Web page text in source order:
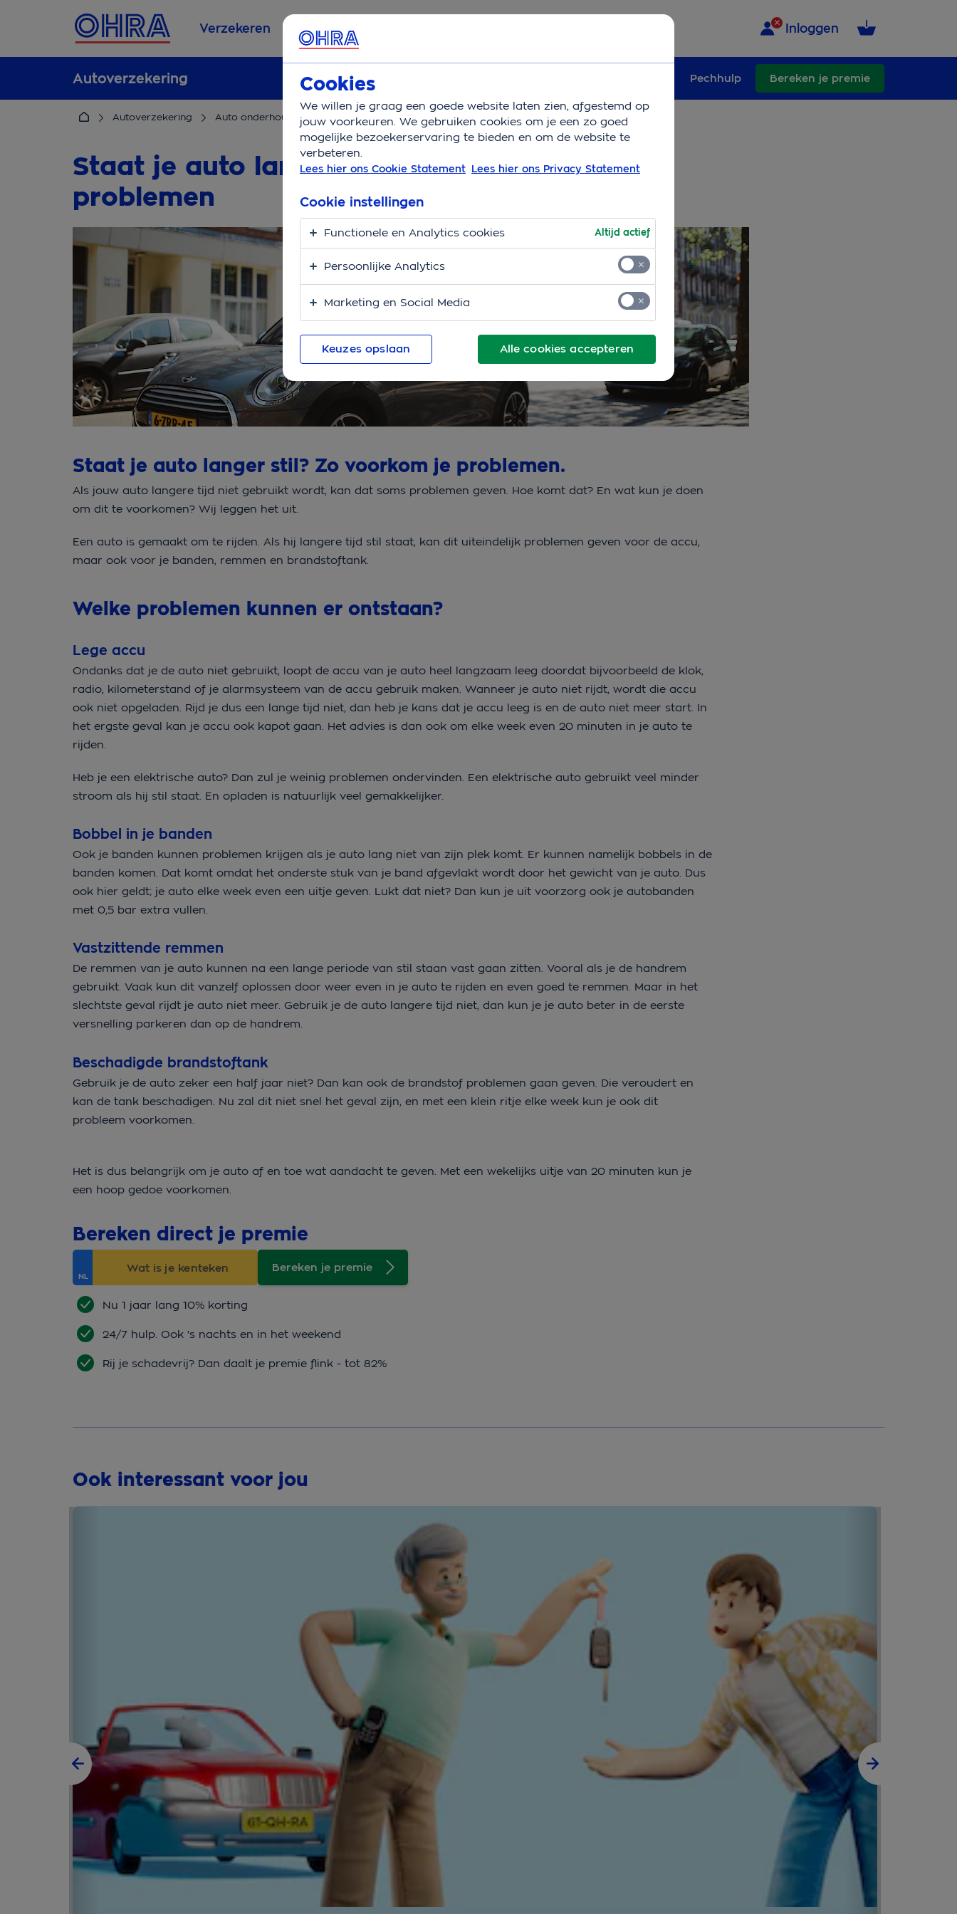
Verzekeren Service & Contact Inloggen
Autoverzekering Pechhulp Bereken je premie
Autoverzekering Auto onderhoud Hoe lang kan auto stilstaan
Staat je auto langere tijd stil? Zo voorkom je
problemen
Staat je auto langer stil? Zo voorkom je problemen.
Als jouw auto langere tijd niet gebruikt wordt, kan dat soms problemen geven. Hoe komt dat? En wat kun je doen
om dit te voorkomen? Wij leggen het uit.
Een auto is gemaakt om te rijden. Als hij langere tijd stil staat, kan dit uiteindelijk problemen geven voor de accu,
maar ook voor je banden, remmen en brandstoftank.
Welke problemen kunnen er ontstaan?
Lege accu
Ondanks dat je de auto niet gebruikt, loopt de accu van je auto heel langzaam leeg doordat bijvoorbeeld de klok,
radio, kilometerstand of je alarmsysteem van de accu gebruik maken. Wanneer je auto niet rijdt, wordt die accu
ook niet opgeladen. Rijd je dus een lange tijd niet, dan heb je kans dat je accu leeg is en de auto niet meer start. In
het ergste geval kan je accu ook kapot gaan. Het advies is dan ook om elke week even 20 minuten in je auto te
rijden.
Heb je een elektrische auto? Dan zul je weinig problemen ondervinden. Een elektrische auto gebruikt veel minder
stroom als hij stil staat. En opladen is natuurlijk veel gemakkelijker.
Bobbel in je banden
Ook je banden kunnen problemen krijgen als je auto lang niet van zijn plek komt. Er kunnen namelijk bobbels in de
banden komen. Dat komt omdat het onderste stuk van je band afgevlakt wordt door het gewicht van je auto. Dus
ook hier geldt; je auto elke week even een uitje geven. Lukt dat niet? Dan kun je uit voorzorg ook je autobanden
met 0,5 bar extra vullen.
Vastzittende remmen
De remmen van je auto kunnen na een lange periode van stil staan vast gaan zitten. Vooral als je de handrem
gebruikt. Vaak kun dit vanzelf oplossen door weer even in je auto te rijden en even goed te remmen. Maar in het
slechtste geval rijdt je auto niet meer. Gebruik je de auto langere tijd niet, dan kun je je auto beter in de eerste
versnelling parkeren dan op de handrem.
Beschadigde brandstoftank
Gebruik je de auto zeker een half jaar niet? Dan kan ook de brandstof problemen gaan geven. Die veroudert en
kan de tank beschadigen. Nu zal dit niet snel het geval zijn, en met een klein ritje elke week kun je ook dit
probleem voorkomen.
Het is dus belangrijk om je auto af en toe wat aandacht te geven. Met een wekelijks uitje van 20 minuten kun je
een hoop gedoe voorkomen.
Bereken direct je premie
Bereken je premie
Nu 1 jaar lang 10% korting
24/7 hulp. Ook 's nachts en in het weekend
Rij je schadevrij? Dan daalt je premie flink - tot 82%
Ook interessant voor jou
Cookies
We willen je graag een goede website laten zien, afgestemd op
jouw voorkeuren. We gebruiken cookies om je een zo goed
mogelijke bezoekerservaring te bieden en om de website te
verbeteren.
Lees hier ons Cookie Statement Lees hier ons Privacy Statement
Alle cookies accepteren
Cookie instellingen
Functionele en Analytics cookies Altijd actief
Persoonlijke Analytics
Marketing en Social Media
Keuzes opslaan